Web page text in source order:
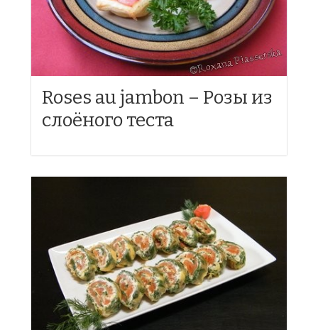
Roses au jambon – Розы из
слоёного теста